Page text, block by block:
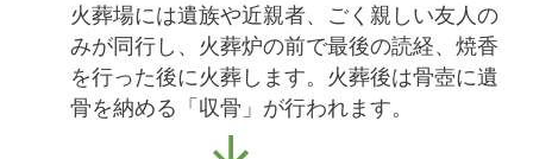
火葬場には遺族や近親者、ごく親しい友人の
みが同行し、火葬炉の前で最後の読経、焼香
を行った後に火葬します。火葬後は骨壺に遺
骨を納める「収骨」が行われます。